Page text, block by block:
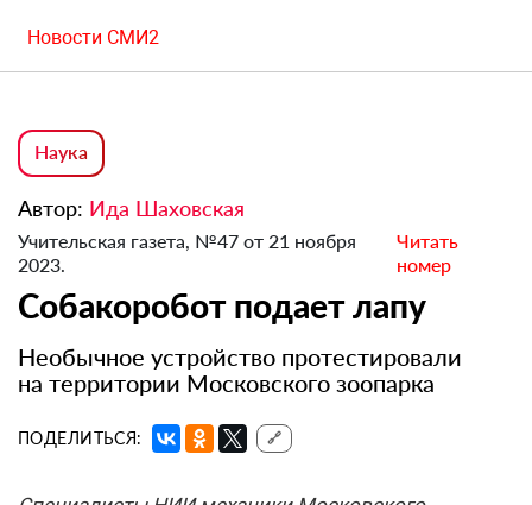
Новости СМИ2
Наука
Автор: Ида Шаховская
Учительская газета, №47 от 21 ноября
2023.
Читать
номер
Собакоробот подает лапу
Необычное устройство протестировали
на территории Московского зоопарка
ПОДЕЛИТЬСЯ: 🔗